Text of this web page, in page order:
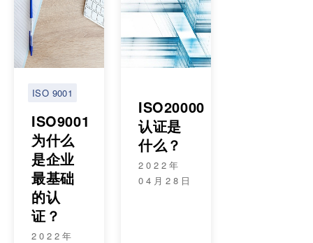
ISO 9001
ISO9001
为什么
是企业
最基础
的认
证？
2022年
ISO20000
认证是
什么？
2022年
04月28日